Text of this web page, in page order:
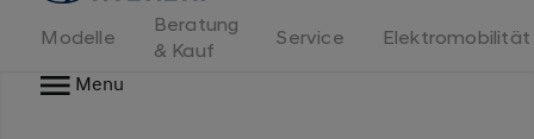
Modelle
Beratung
& Kauf
Service
Elektromobilität
Menu